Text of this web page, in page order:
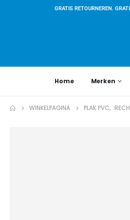
GRATIS RETOURNEREN.
Home Merken
WINKELPAGINA PLAK PVC,